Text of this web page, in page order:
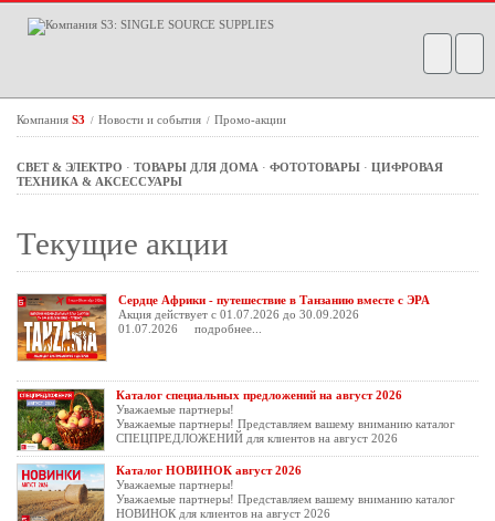
Компания S3 / Новости и события / Промо-акции
СВЕТ & ЭЛЕКТРО · ТОВАРЫ ДЛЯ ДОМА · ФОТОТОВАРЫ · ЦИФРОВАЯ
ТЕХНИКА & АКСЕССУАРЫ
Текущие акции
Сердце Африки - путешествие в Танзанию вместе с ЭРА
Акция действует с 01.07.2026 до 30.09.2026
01.07.2026
подробнее...
Каталог специальных предложений на август 2026
Уважаемые партнеры!
Уважаемые партнеры! Представляем вашему вниманию каталог
СПЕЦПРЕДЛОЖЕНИЙ для клиентов на август 2026
Каталог НОВИНОК август 2026
Уважаемые партнеры!
Уважаемые партнеры! Представляем вашему вниманию каталог
НОВИНОК для клиентов на август 2026